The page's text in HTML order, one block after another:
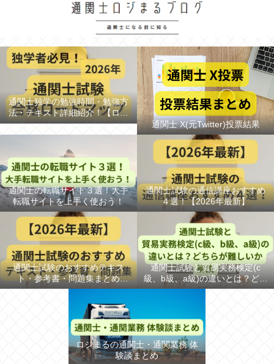
通関士独学の勉強時間・勉強方
法・テキスト詳細紹介！【ロー
ドマップ/スケジュール】
通関士 X(元Twitter)投票結果
通関士の転職サイト３選！大手
転職サイトを上手く使おう！
通関士試験の通信講座おすすめ
４選！【2026年最新】
通関士試験のおすすめテキス
ト・参考書・問題集まとめ
【2026年】
通関士試験と貿易実務検定(c
級、b級、a級)の違いとは？どち
らが難しいか解説
ロジまるの通関士・通関業務 体
験談まとめ